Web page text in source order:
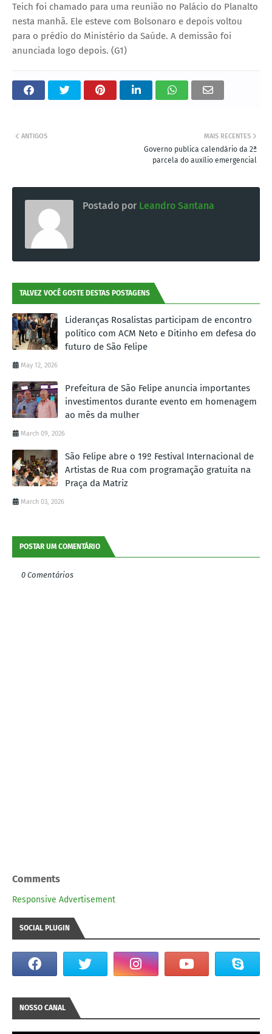
Teich foi chamado para uma reunião no Palácio do Planalto
nesta manhã. Ele esteve com Bolsonaro e depois voltou
para o prédio do Ministério da Saúde. A demissão foi
anunciada logo depois. (G1)
MAIS RECENTES
Governo publica calendário da 2ª
parcela do auxílio emergencial
ANTIGOS
Postado por Leandro Santana
TALVEZ VOCÊ GOSTE DESTAS POSTAGENS
Lideranças Rosalistas participam de encontro
político com ACM Neto e Ditinho em defesa do
futuro de São Felipe
May 12, 2026
Prefeitura de São Felipe anuncia importantes
investimentos durante evento em homenagem
ao mês da mulher
March 09, 2026
São Felipe abre o 19º Festival Internacional de
Artistas de Rua com programação gratuita na
Praça da Matriz
March 03, 2026
POSTAR UM COMENTÁRIO
0 Comentários
Comments
Responsive Advertisement
SOCIAL PLUGIN
NOSSO CANAL